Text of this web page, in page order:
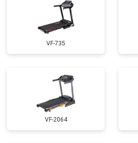
VF-735
VF-2064